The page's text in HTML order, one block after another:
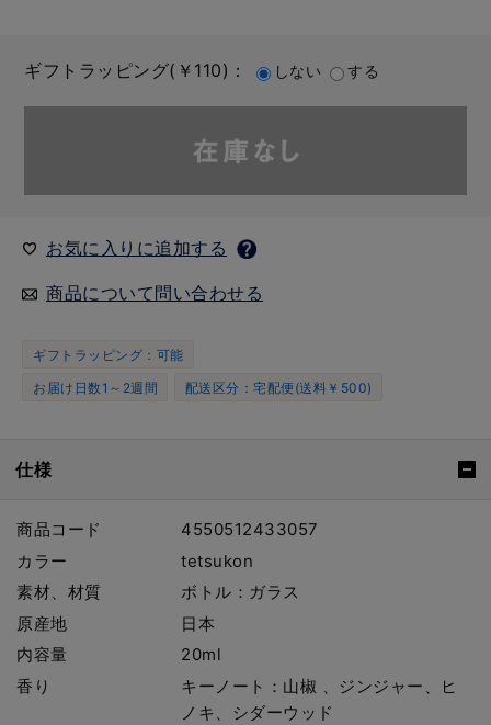
ギフトラッピング(￥110)： しない する
お気に入りに追加する
商品について問い合わせる
ギフトラッピング：可能
お届け日数1～2週間
配送区分：宅配便(送料￥500)
仕様
商品コード
4550512433057
カラー
tetsukon
素材、材質
ボトル：ガラス
原産地
日本
内容量
20ml
香り
キーノート：山椒 、ジンジャー、ヒ
ノキ、シダーウッド